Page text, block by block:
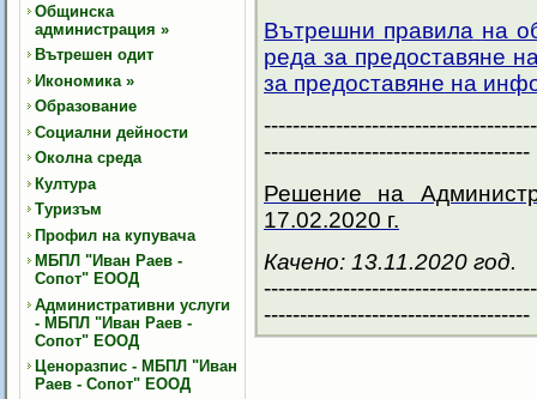
Общинска
администрация »
Вътрешен одит
Икономика »
Образование
Социални дейности
Околна среда
Култура
Туризъм
Профил на купувача
МБПЛ "Иван Раев -
Сопот" ЕООД
Административни услуги
- МБПЛ "Иван Раев -
Сопот" ЕООД
Ценоразпис - МБПЛ "Иван
Раев - Сопот" ЕООД
Вътрешни правила на
реда за предоставяне
за предоставяне на
-------------------------------------
Решение на
17.02.2020 г.
Качено: 13.11.2020 год.
-------------------------------------